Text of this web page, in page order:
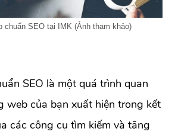
chuẩn SEO tại IMK (Ảnh tham khảo)
SEO là một quá trình quan
web của bạn xuất hiện trong kết
các công cụ tìm kiếm và tăng